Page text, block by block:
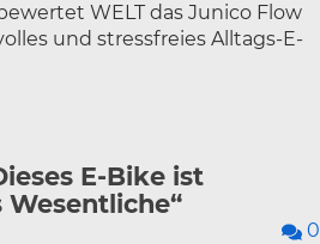
WELT das Junico Flow
und stressfreies Alltags-E-
E-Bike ist
0